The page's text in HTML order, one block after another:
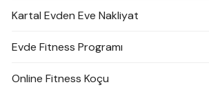
Kartal Evden Eve Nakliyat
Evde Fitness Programı
Online Fitness Koçu